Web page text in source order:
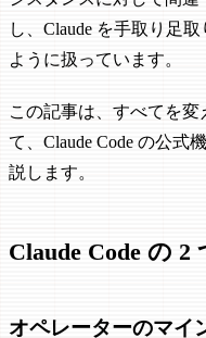
し、Claude を手取り足
ように扱っています。
この記事は、すべてを
て、Claude Code の公式
説します。
Claude Code の 2
オペレーターのマイ